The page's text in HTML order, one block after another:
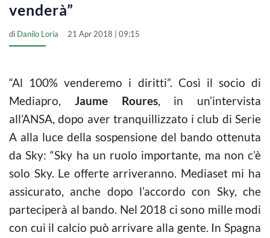
venderà”
di Danilo Loria 21 Apr 2018 | 09:15
“Al 100% venderemo i diritti”. Così il socio di
Mediapro, Jaume Roures, in un’intervista
all’ANSA, dopo aver tranquillizzato i club di Serie
A alla luce della sospensione del bando ottenuta
da Sky: “Sky ha un ruolo importante, ma non c’è
solo Sky. Le offerte arriveranno. Mediaset mi ha
assicurato, anche dopo l’accordo con Sky, che
parteciperà al bando. Nel 2018 ci sono mille modi
con cui il calcio può arrivare alla gente. In Spagna